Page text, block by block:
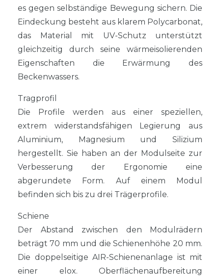
es gegen selbständige Bewegung sichern. Die
Eindeckung besteht aus klarem Polycarbonat,
das Material mit UV-Schutz unterstützt
gleichzeitig durch seine wärmeisolierenden
Eigenschaften die Erwärmung des
Beckenwassers.
Tragprofil
Die Profile werden aus einer speziellen,
extrem widerstandsfähigen Legierung aus
Aluminium, Magnesium und Silizium
hergestellt. Sie haben an der Modulseite zur
Verbesserung der Ergonomie eine
abgerundete Form. Auf einem Modul
befinden sich bis zu drei Trägerprofile.
Schiene
Der Abstand zwischen den Modulrädern
beträgt 70 mm und die Schienenhöhe 20 mm.
Die doppelseitige AIR-Schienenanlage ist mit
einer elox. Oberflächenaufbereitung